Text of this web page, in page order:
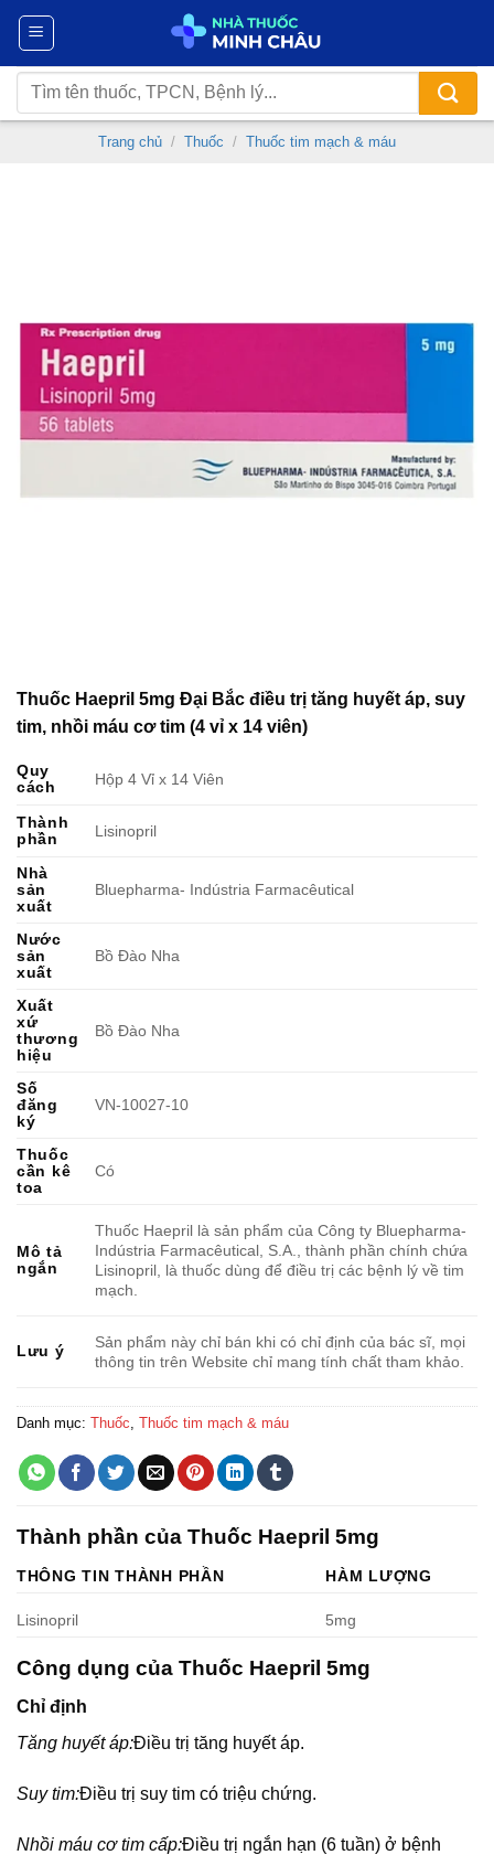
Chuyển
nội
dung
Tìm
kiếm:
Trang chủ / Thuốc / Thuốc tim mạch & máu
Thuốc Haepril 5mg Đại Bắc điều trị tăng huyết áp, suy
tim, nhồi máu cơ tim (4 vỉ x 14 viên)
Quy
cách
Hộp 4 Vỉ x 14 Viên
Thành
phần
Lisinopril
Nhà
sản
xuất
Bluepharma- Indústria Farmacêutical
Nước
sản
xuất
Bồ Đào Nha
Xuất
xứ
thương
hiệu
Bồ Đào Nha
Số
đăng
ký
VN-10027-10
Thuốc
cần kê
toa
Có
Mô tả
ngắn
Thuốc Haepril là sản phẩm của Công ty Bluepharma-
Indústria Farmacêutical, S.A., thành phần chính chứa
Lisinopril, là thuốc dùng để điều trị các bệnh lý về tim
mạch.
Lưu ý
Sản phẩm này chỉ bán khi có chỉ định của bác sĩ, mọi
thông tin trên Website chỉ mang tính chất tham khảo.
Danh mục: Thuốc Thuốc tim mạch & máu
Thành phần của Thuốc Haepril 5mg
THÔNG TIN THÀNH PHẦN HÀM LƯỢNG
Lisinopril 5mg
Công dụng của Thuốc Haepril 5mg
Chỉ định
Tăng huyết áp:Điều trị tăng huyết áp.
Suy tim:Điều trị suy tim có triệu chứng.
Nhồi máu cơ tim cấp:Điều trị ngắn hạn (6 tuần) ở bệnh